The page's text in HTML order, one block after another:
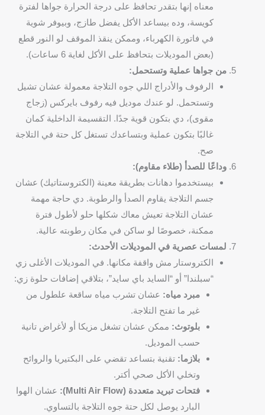
معناه إنها بتقدر تحافظ على درجة الحرارة جواها لفترة
كويسة، وده بيساعد الأكل يفضل طازج، وبيوفر شوية
في فاتورة الكهرباء، وممكن ينقذ الموقف لو النور قطع
(بعض الموديلات بتحافظ على الأكل لغاية 6 ساعات).
من جواها عملية وتستحمل:
الرفوف والأدراج اللي جوه التلاجة معمولة عشان تشيل
وتستحمل. لو عندك موديل فيه رفوف بايركس (زجاج
مقوى)، دي بتكون قوية جدًا. التقسيمة الداخلية كمان
غالبًا بتكون عملية وبتساعدك تستغل كل حتة في التلاجة
صح.
وداعًا للصدأ (طلاء مقاوم):
بيستخدموا دهانات بطريقة معينة (الكتروستاتيك) عشان
جسم التلاجة يقاوم الصدأ والرطوبة. دي حاجة مهمة
عشان التلاجة تعيش معاك شكلها حلو لأطول فترة
ممكنة، خصوصًا لو ساكن في مكان رطوبته عالية.
لمسات عصرية في الموديلات الأحدث:
الكتروستار مش واقفة مكانها. في الموديلات الأغلى زي
“سبلندا” أو “السايد باي سايد”، بتلاقي إضافات حلوة زي:
مبرد مياه: عشان تشرب مياه ساقعة علطول من
غير ما تفتح التلاجة.
بلوتوث: ممكن عشان تشغل مزيكا أو لأغراض تانية
حسب الموديل.
بلازما: تقنية بتساعد تقضي على البكتيريا والروائح
وتخلي الأكل صحي أكتر.
فتحات تبريد متعددة (Multi Air Flow):
عشان الهوا
البارد يوصل لكل حتة جوه التلاجة بالتساوي.